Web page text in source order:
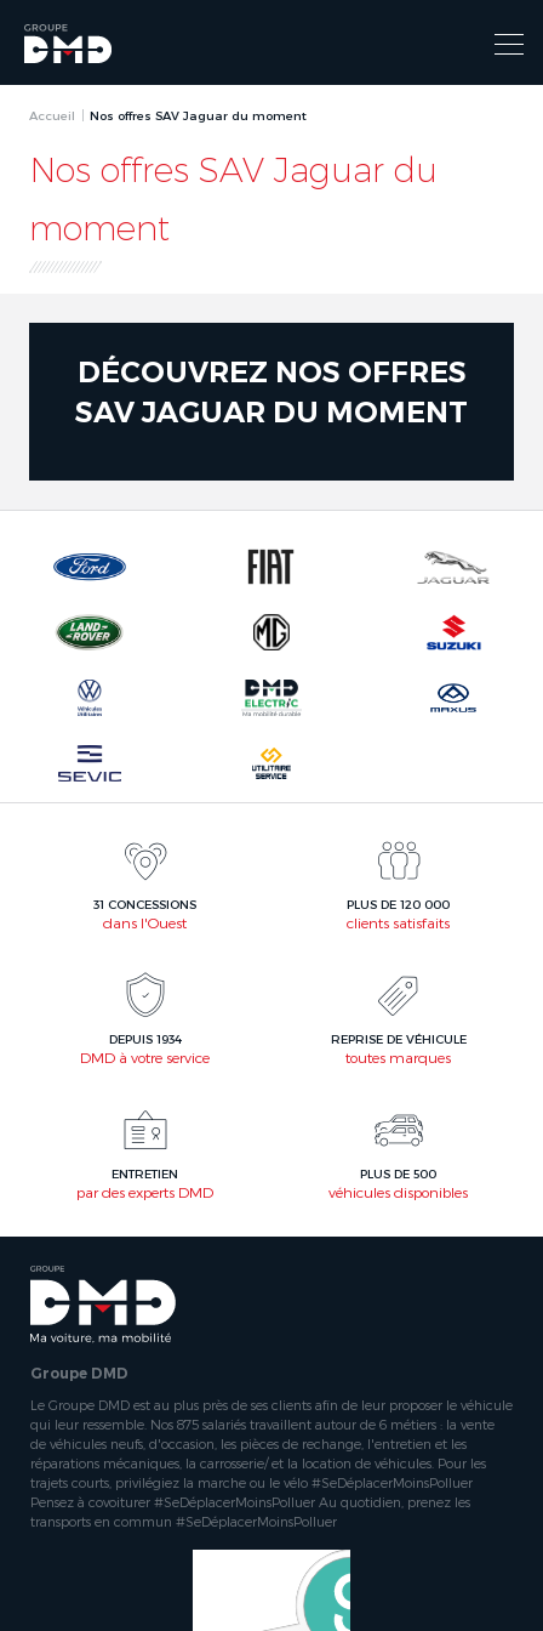
Accueil Nos offres SAV Jaguar du moment
Nos offres SAV Jaguar du
moment
DÉCOUVREZ NOS OFFRES
SAV JAGUAR DU MOMENT
31 CONCESSIONS
dans l'Ouest
PLUS DE 120 000
clients satisfaits
DEPUIS 1934
DMD à votre service
REPRISE DE VÉHICULE
toutes marques
ENTRETIEN
par des experts DMD
PLUS DE 500
véhicules disponibles
Groupe DMD
Le Groupe DMD est au plus près de ses clients afin de leur proposer le véhicule
qui leur ressemble. Nos 875 salariés travaillent autour de 6 métiers : la vente
de véhicules neufs, d'occasion, les pièces de rechange, l'entretien et les
réparations mécaniques, la carrosserie/ et la location de véhicules. Pour les
trajets courts, privilégiez la marche ou le vélo #SeDéplacerMoinsPolluer
Pensez à covoiturer #SeDéplacerMoinsPolluer Au quotidien, prenez les
transports en commun #SeDéplacerMoinsPolluer